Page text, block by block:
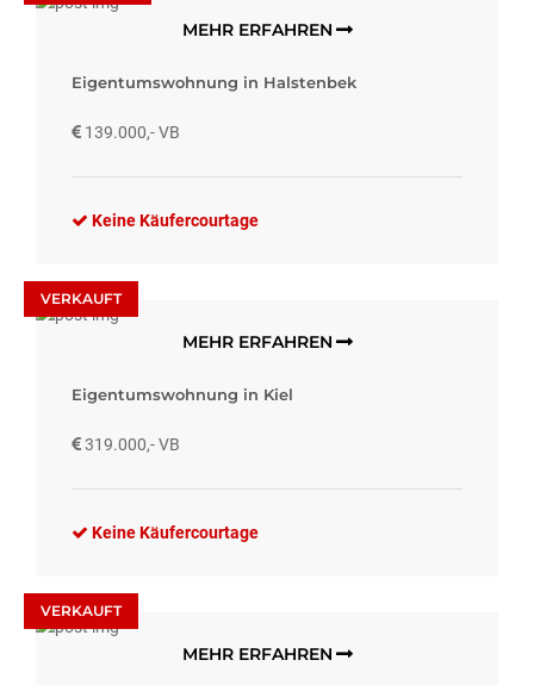
MEHR ERFAHREN
Eigentumswohnung in Halstenbek
139.000,- VB
Keine Käufercourtage
VERKAUFT
MEHR ERFAHREN
Eigentumswohnung in Kiel
319.000,- VB
Keine Käufercourtage
VERKAUFT
MEHR ERFAHREN